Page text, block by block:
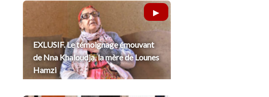
EXLUSIF. Le témoignage émouvant
de Nna Khaloudja, la mère de Lounes
Hamzi